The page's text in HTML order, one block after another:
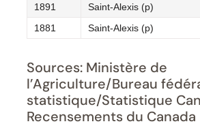
1891
Saint-Alexis (p)
1881
Saint-Alexis (p)
Sources: Ministère de
l’Agriculture/Bureau
statistique/Statistique
Recensements du Canada